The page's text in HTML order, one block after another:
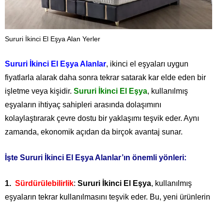
Sururi İkinci El Eşya Alan Yerler
Sururi İkinci El Eşya Alanlar, ikinci el eşyaları uygun
fiyatlarla alarak daha sonra tekrar satarak kar elde eden bir
işletme veya kişidir. Sururi İkinci El Eşya, kullanılmış
eşyaların ihtiyaç sahipleri arasında dolaşımını
kolaylaştırarak çevre dostu bir yaklaşımı teşvik eder. Aynı
zamanda, ekonomik açıdan da birçok avantaj sunar.
İşte Sururi İkinci El Eşya Alanlar’ın önemli yönleri:
Sürdürülebilirlik: Sururi İkinci El Eşya, kullanılmış
eşyaların tekrar kullanılmasını teşvik eder. Bu, yeni ürünlerin